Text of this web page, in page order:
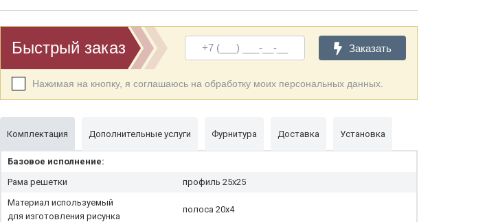
Быстрый заказ
Нажимая на кнопку, я соглашаюсь на обработку моих персональных данных.
Заказать
Комплектация Дополнительные услуги Фурнитура Доставка Установка
Базовое исполнение:
Рама решетки
профиль 25x25
Материал используемый
для изготовления рисунка
полоса 20х4